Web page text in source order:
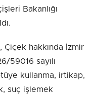
Bakanlığı
Çiçek hakkında İzmir
59016 sayılı
kullanma, irtikap,
suç işlemek